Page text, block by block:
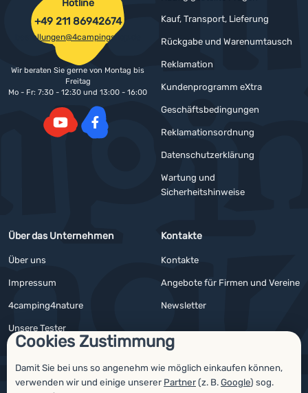
Cookies Zustimmung
Damit Sie bei uns so angenehm wie möglich einkaufen können,
verwenden wir und einige unserer Partner(z. B.Google) sog.
Kauf, Transport, Lieferung
Rückgabe und Warenumtausch
Reklamation
Kundenprogramm eXtra
Geschäftsbedingungen
Reklamationsordnung
Datenschutzerklärung
Wartung und
Sicherheitshinweise
Über das Unternehmen
Über uns
Impressum
4camping4nature
Unsere Tester
Kontakte
Kontakte
Angebote für Firmen und Vereine
Newsletter
Hotline
+49 211 86942674
bestellungen@4campingshop.de
Wir beraten Sie gerne von Montag bis
Freitag
Mo - Fr: 7:30 - 12:30 und 13:00 - 16:00